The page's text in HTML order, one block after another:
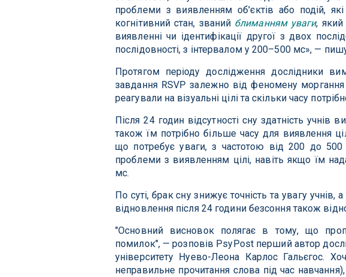
проблеми з виявленням об'єктів або подій,
когнітивний стан, званий блиманням уваги,
виявленні чи ідентифікації другої з двох
послідовності, з інтервалом у 200–500 мс», —
Протягом періоду дослідження дослідники
завдання RSVP залежно від феномену
реагували на візуальні цілі та скільки часу
Після 24 годин відсутності сну здатність учнів
також їм потрібно більше часу для виявлення
що потребує уваги, з частотою від 200 до
проблеми з виявленням цілі, навіть якщо їм
мс.
По суті, брак сну знижує точність та увагу
відновлення після 24 години безсоння також
"Основний висновок полягає в тому, що
помилок", — розповів PsyPost перший автор
університету Нуево-Леона Карлос Гальєгос.
неправильне прочитання слова під час